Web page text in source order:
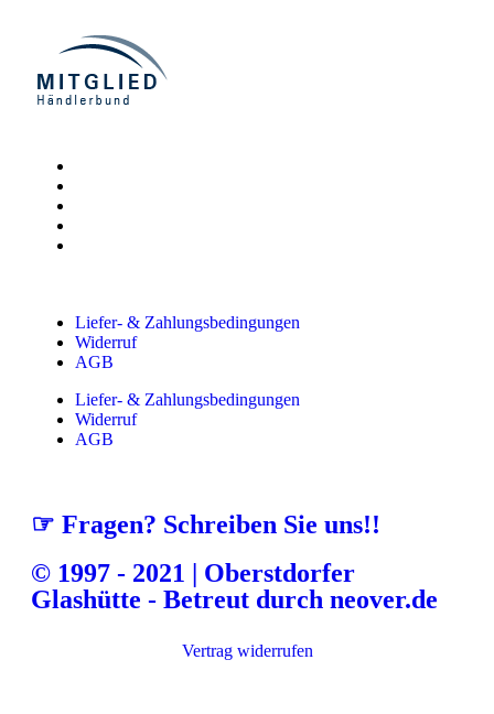
Liefer- & Zahlungsbedingungen
Widerruf
AGB
Liefer- & Zahlungsbedingungen
Widerruf
AGB
☞ Fragen? Schreiben Sie uns!!
© 1997 - 2021 | Oberstdorfer
Glashütte - Betreut durch neover.de
Vertrag widerrufen